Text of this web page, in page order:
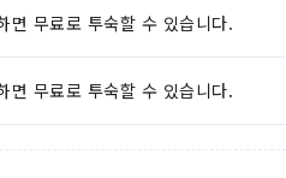
면 무료로 투숙할 수 있습니다.
면 무료로 투숙할 수 있습니다.